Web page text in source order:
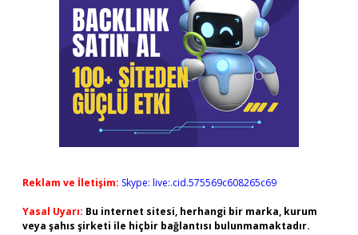
Reklam ve İletişim: Skype: live:.cid.575569c608265c69
Yasal Uyarı: Bu internet sitesi, herhangi bir marka, kurum
veya şahıs şirketi ile hiçbir bağlantısı bulunmamaktadır.